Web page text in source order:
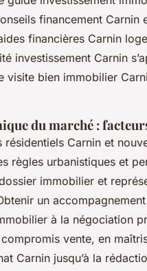
financement Carnin
financières Carnin
investissement Carnin
visite bien immobilier
du marché :
résidentiels Carnin et
règles urbanistiques et
immobilier et
un
à la négociation
vente, en
Carnin jusqu’à la